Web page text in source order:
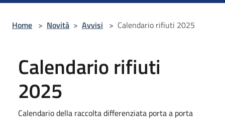
Home > Novità > Avvisi > Calendario rifiuti 2025
Calendario rifiuti
2025
Calendario della raccolta differenziata porta a porta